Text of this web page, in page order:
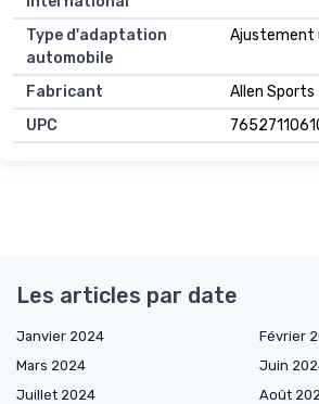
Type d'adaptation
automobile
Ajustement
Fabricant
Allen Sports
UPC
Les articles par date
Janvier 2024
Février
Mars 2024
Juin
Juillet 2024
Août